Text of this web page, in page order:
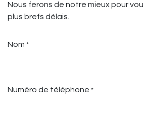
Nous ferons de notre mieux pour
plus brefs délais.
Nom *
Numéro de téléphone *